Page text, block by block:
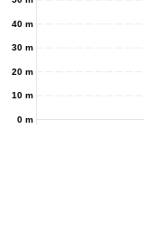
0 m
10 m
20 m
30 m
40 m